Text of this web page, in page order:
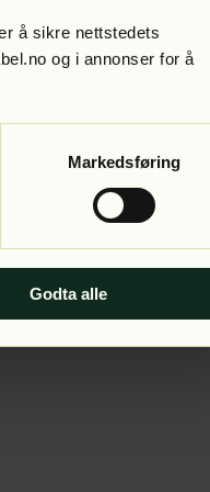
å sikre nettstedets
og i annonser for å
Markedsføring
Godta alle